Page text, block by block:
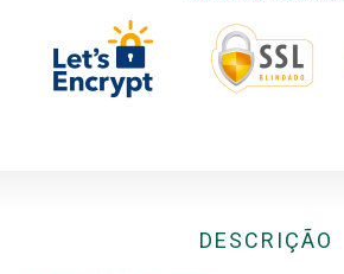
DESCRIÇÃO